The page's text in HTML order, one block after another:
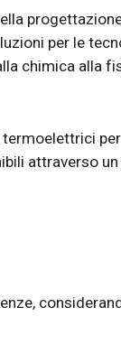
per le
chimica alla
termoelettrici per
attraverso